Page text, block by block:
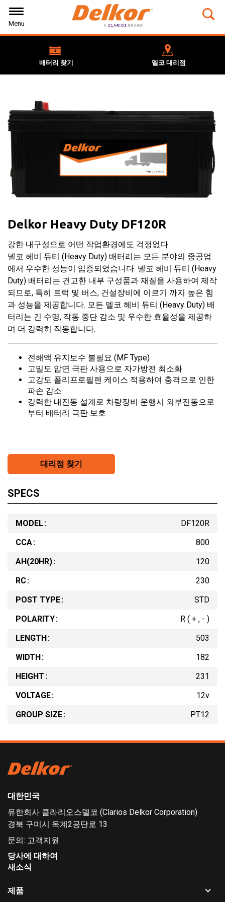
Navigation
Main
Content
Footer
Menu
배터리 찾기 델코 대리점
Delkor Heavy Duty DF120R
강한 내구성으로 어떤 작업환경에도 걱정없다.
델코 헤비 듀티 (Heavy Duty) 배터리는 모든 분야의 중공업
에서 우수한 성능이 입증되었습니다. 델코 헤비 듀티 (Heavy
Duty) 배터리는 견고한 내부 구성품과 재질을 사용하여 제작
되므로, 특히 트럭 및 버스, 건설장비에 이르기 까지 높은 힘
과 성능을 제공합니다. 모든 델코 헤비 듀티 (Heavy Duty) 배
터리는 긴 수명, 작동 중단 감소 및 우수한 효율성을 제공하
며 더 강력히 작동합니다.
전해액 유지보수 불필요 (MF Type)
고밀도 압연 극판 사용으로 자가방전 최소화
고강도 폴리프로필렌 케이스 적용하여 충격으로 인한
파손 감소
강력한 내진동 설계로 차량장비 운행시 외부진동으로
부터 배터리 극판 보호
대리점 찾기
SPECS
MODEL
DF120R
CCA
800
AH(20HR)
120
RC
230
POST TYPE
STD
POLARITY
R ( + , - )
LENGTH
503
WIDTH
182
HEIGHT
231
VOLTAGE
12v
GROUP SIZE
PT12
대한민국
유한회사 클라리오스델코 (Clarios Delkor Corporation)
경북 구미시 옥계2공단로 13
문의: 고객지원
당사에 대하여
새소식
제품